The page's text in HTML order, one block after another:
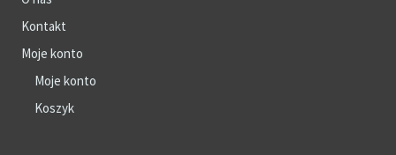
Kontakt
Moje konto
Moje konto
Koszyk